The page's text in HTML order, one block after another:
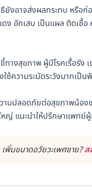
ยังอาจส่งผลกระทบ หรือ
ง อักเสบ เป็นแผล ติดเชื้
างสุขภาพ ผู้มีโรคเรื้อรัง
ช้ความระมัดระวังมากเ
ามปลอดภัยต่อสุขภาพน้อง
ญ่ แนะนำให้ปรึกษาแพทย์
พิ่มขนาดอวัยวะเพศชาย?ส